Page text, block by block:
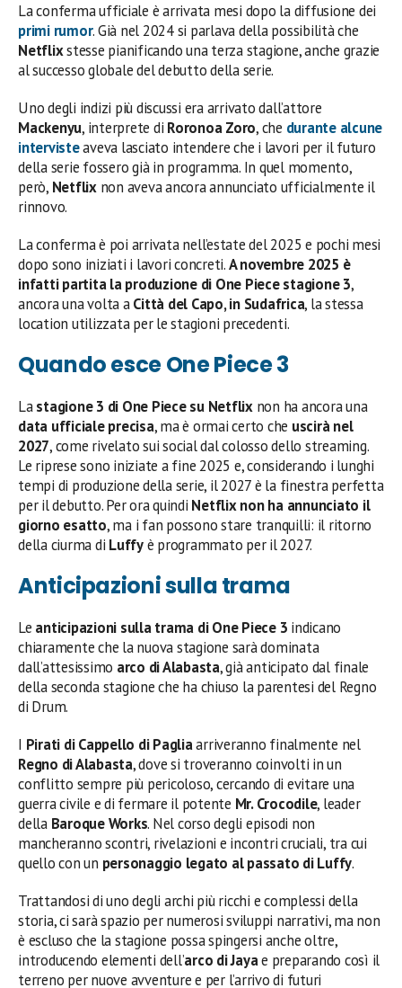
La conferma ufficiale è arrivata mesi dopo la diffusione dei
primi rumor. Già nel 2024 si parlava della possibilità che
Netflixstesse pianificando una terza stagione, anche grazie
al successo globale del debutto della serie.
Uno degli indizi più discussi era arrivato dall’attore
Mackenyu, interprete di Roronoa Zoro, che durante alcune
intervisteaveva lasciato intendere che i lavori per il futuro
della serie fossero già in programma. In quel momento,
però, Netflixnon aveva ancora annunciato ufficialmente il
rinnovo.
La conferma è poi arrivata nell’estate del 2025 e pochi mesi
dopo sono iniziati i lavori concreti.A novembre 2025 è
infatti partita la produzione di One Piece stagione 3,
ancora una volta aCittà del Capo, in Sudafrica, la stessa
location utilizzata per le stagioni precedenti.
Quando esce One Piece 3
Lastagione 3 di One Piece su Netflixnon ha ancora una
data ufficiale precisa, ma è ormai certo che uscirà nel
2027, come rivelato sui social dal colosso dello streaming.
Le riprese sono iniziate a fine 2025 e, considerando i lunghi
tempi di produzione della serie, il 2027 è la finestra perfetta
per il debutto. Per ora quindi Netflixnon ha annunciato il
giorno esatto, ma i fan possono stare tranquilli: il ritorno
della ciurma di Luffyè programmato per il 2027.
Anticipazioni sulla trama
Le anticipazioni sulla trama di One Piece 3 indicano
chiaramente che la nuova stagione sarà dominata
dall’attesissimo arco di Alabasta, già anticipato dal finale
della seconda stagione che ha chiuso la parentesi del Regno
di Drum.
I Pirati di Cappello di Pagliaarriveranno finalmente nel
Regno di Alabasta, dove si troveranno coinvolti in un
conflitto sempre più pericoloso, cercando di evitare una
guerra civile e di fermare il potente Mr. Crocodile, leader
della Baroque Works. Nel corso degli episodi non
mancheranno scontri, rivelazioni e incontri cruciali, tra cui
quello con un personaggio legato al passato di Luffy.
Trattandosi di uno degli archi più ricchi e complessi della
storia, ci sarà spazio per numerosi sviluppi narrativi, ma non
è escluso che la stagione possa spingersi anche oltre,
introducendo elementi dell’arco di Jayae preparando così il
terreno per nuove avventure e per l’arrivo di futuri